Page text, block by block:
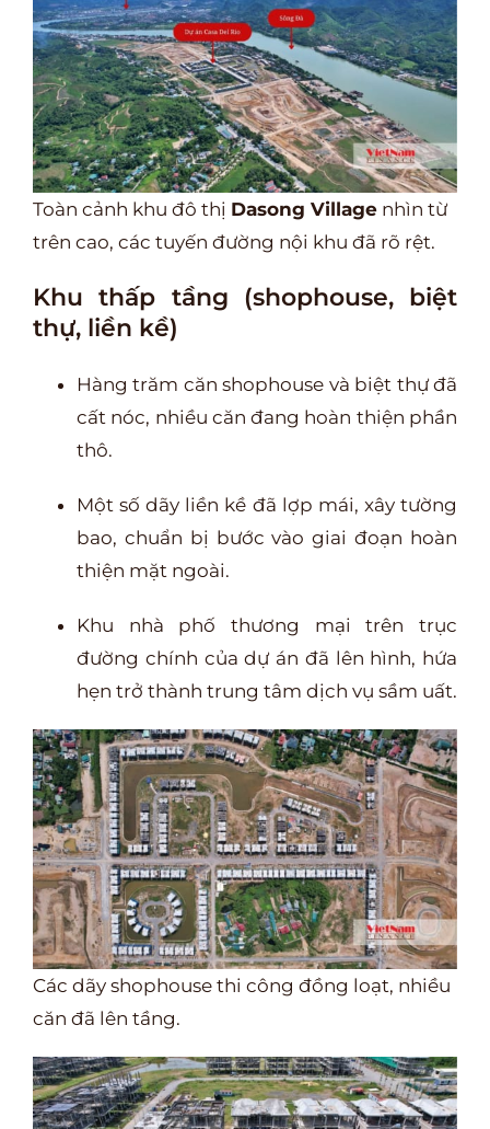
Toàn cảnh khu đô thị Dasong Village nhìn từ
trên cao, các tuyến đường nội khu đã rõ rệt.
Khu thấp tầng (shophouse, biệt
thự, liền kề)
Hàng trăm căn shophouse và biệt thự đã
cất nóc, nhiều căn đang hoàn thiện phần
thô.
Một số dãy liền kề đã lợp mái, xây tường
bao, chuẩn bị bước vào giai đoạn hoàn
thiện mặt ngoài.
Khu nhà phố thương mại trên trục
đường chính của dự án đã lên hình, hứa
hẹn trở thành trung tâm dịch vụ sầm uất.
Các dãy shophouse thi công đồng loạt, nhiều
căn đã lên tầng.